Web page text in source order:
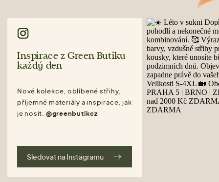
Inspirace z Green Butiku
každý den
Nové kolekce, oblíbené střihy,
příjemné materiály a inspirace, jak
je nosit. @greenbutikcz
Sledovat na Instagramu